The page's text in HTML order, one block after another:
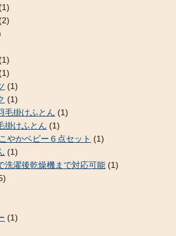
(1)
(2)
(1)
(1)
(1)
(1)
毛掛けふとん (1)
掛けふとん (1)
やかベビー６点セット (1)
(1)
洗濯後乾燥機まで対応可能 (1)
(1)